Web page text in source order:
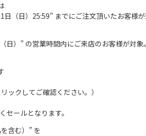
日 （日）25:59” までにご注文頂いたお客様が
）” の営業時間内にご来店のお客様が対象。
クしてご確認ください。）
セールとなります。
含む）” を